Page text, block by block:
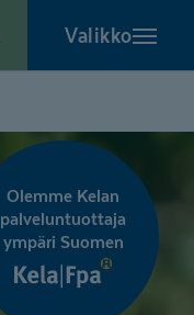
Valikko
Olemme Kelan
palveluntuottaja
ympäri Suomen